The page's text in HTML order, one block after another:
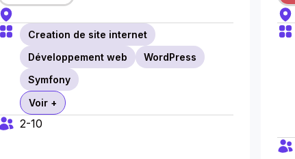
Creation de site internet
Développement web
WordPress
Symfony
Voir +
2-10